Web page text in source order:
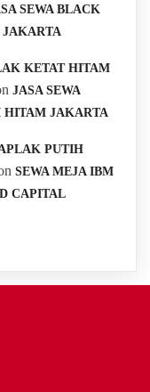
SEWA BLACK
JAKARTA
KETAT HITAM
JASA SEWA
HITAM JAKARTA
PUTIH
SEWA MEJA IBM
CAPITAL